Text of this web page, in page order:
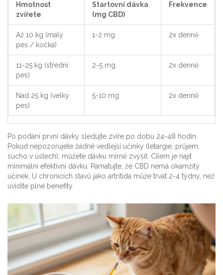
Hmotnost
zvířete
Startovní dávka
(mg CBD)
Frekvence
Až 10 kg (malý
pes / kočka)
1-2 mg 2x denně
11-25 kg (střední
pes)
2-5 mg 2x denně
Nad 25 kg (velký
pes)
5-10 mg 2x denně
Po podání první dávky sledujte zvíře po dobu 24-48 hodin.
Pokud nepozorujete žádné vedlejší účinky (letargie, průjem,
sucho v ústech), můžete dávku mírně zvýšit. Cílem je najít
minimální efektivní dávku. Pamatujte, že CBD nemá okamžitý
účinek. U chronicích stavů jako artritida může trvat 2-4 týdny, než
uvidíte plné benefity.